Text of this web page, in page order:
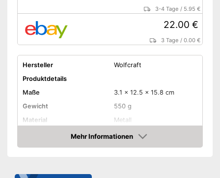
3-4 Tage / 5.95 €
22.00 €
3 Tage /0.00 €
Hersteller
Wolfcraft
Produktdetails
Maße
3.1 x 12.5 x 15.8 cm
Gewicht
550 g
Material
Metall
53
Amazon Lieferzeit
siehe Anbieter
Mehr Informationen
Amazon